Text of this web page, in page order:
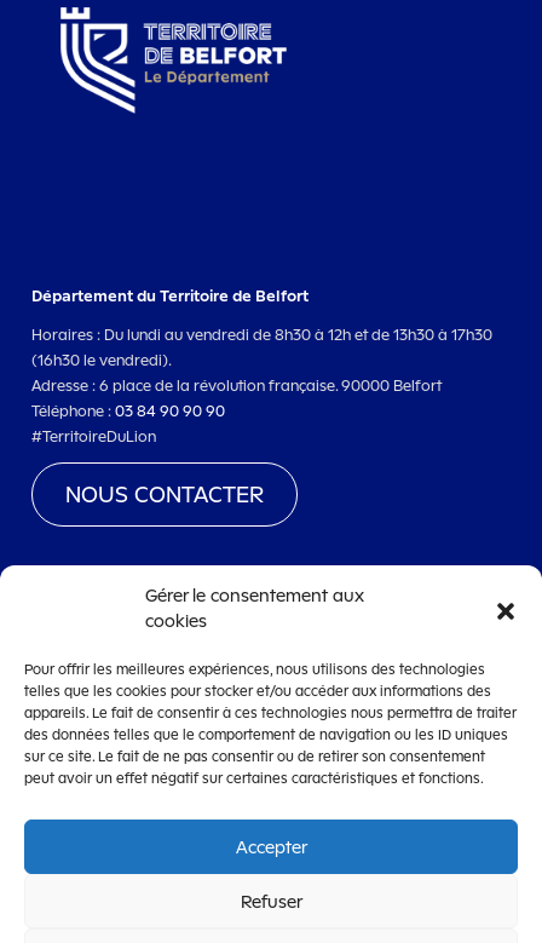
Département du Territoire de Belfort
Horaires : Du lundi au vendredi de 8h30 à 12h et de 13h30 à 17h30
(16h30 le vendredi).
Adresse : 6 place de la révolution française. 90000 Belfort
Téléphone :03 84 90 90 90
#TerritoireDuLion
NOUS CONTACTER
www.territoiredebelfort.fr
Mentions légales
Conditions générales d’utilisation
Accessibilité
Gérer le consentement aux
cookies
Pour offrir les meilleures expériences, nous utilisons des technologies
telles que les cookies pour stocker et/ou accéder aux informations des
appareils. Le fait de consentir à ces technologies nous permettra de traiter
des données telles que le comportement de navigation ou les ID uniques
sur ce site. Le fait de ne pas consentir ou de retirer son consentement
peut avoir un effet négatif sur certaines caractéristiques et fonctions.
Accepter
Refuser